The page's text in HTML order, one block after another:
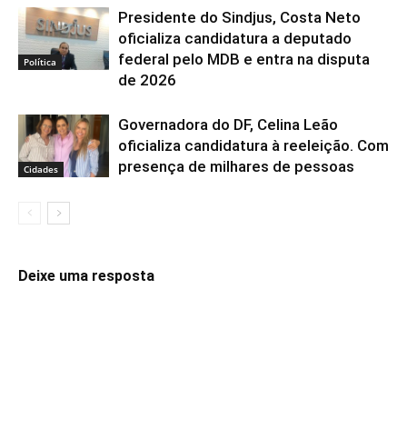
Política
Presidente do Sindjus, Costa Neto
oficializa candidatura a deputado
federal pelo MDB e entra na disputa
de 2026
Cidades
Governadora do DF, Celina Leão
oficializa candidatura à reeleição. Com
presença de milhares de pessoas
Deixe uma resposta